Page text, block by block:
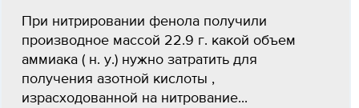
При нитрировании фенола получили
производное массой 22.9 г. какой объем
аммиака ( н. у.) нужно затратить для
получения азотной кислоты ,
израсходованной на нитрование...